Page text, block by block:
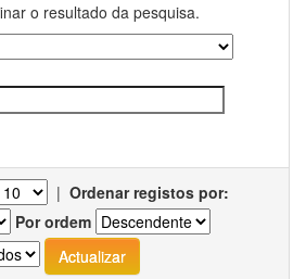
o resultado da pesquisa.
| Ordenar registos por:
Por ordem